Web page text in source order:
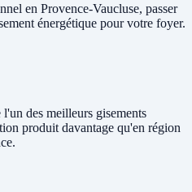
en Provence-Vaucluse, passer
énergétique pour votre foyer.
des meilleurs gisements
produit davantage qu'en région